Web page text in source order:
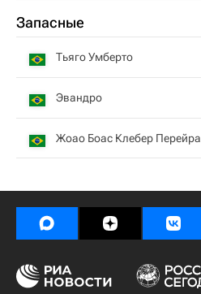
Запасные
Тьяго Умберто
Эвандро
Жоао Боас Клебер Перейра